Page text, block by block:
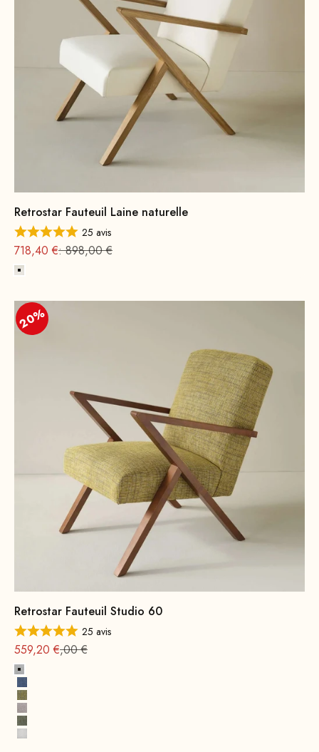
Retrostar Fauteuil Laine naturelle
25 avis
Offre à partir de
718,40 €Prix normal
: 898,00 €
blanc cassé
20%
Retrostar Fauteuil Studio 60
25 avis
Offre à partir de
559,20 €Prix normal : 699
,00 €
Gris platine
Bleu indigo
Laiton Jaune
Retro Rosé
Palmiers verts
Miami Blanc